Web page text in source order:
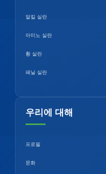
알킬 실란
아미노 실란
황 실란
페닐 실란
우리에 대해
프로필
문화